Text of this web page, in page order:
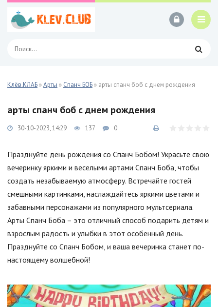
Клёв.КЛАБ »Арты » Спанч БОБ » арты спанч боб с днем рождения
арты спанч боб с днем рождения
30-10-2023, 14:29 137 0
Празднуйте день рождения со Спанч Бобом! Украсьте свою
вечеринку яркими и веселыми артами Спанч Боба, чтобы
создать незабываемую атмосферу. Встречайте гостей
смешными картинками, наслаждайтесь яркими цветами и
забавными персонажами из популярного мультсериала.
Арты Спанч Боба – это отличный способ подарить детям и
взрослым радость и улыбки в этот особенный день.
Празднуйте со Спанч Бобом, и ваша вечеринка станет по-
настоящему волшебной!